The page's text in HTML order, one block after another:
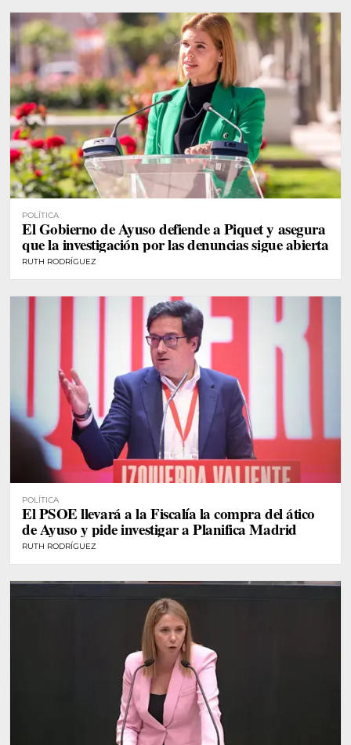
POLÍTICA
El Gobierno de Ayuso defiende a Piquet y asegura
que la investigación por las denuncias sigue abierta
RUTH RODRÍGUEZ
POLÍTICA
El PSOE llevará a la Fiscalía la compra del ático
de Ayuso y pide investigar a Planifica Madrid
RUTH RODRÍGUEZ